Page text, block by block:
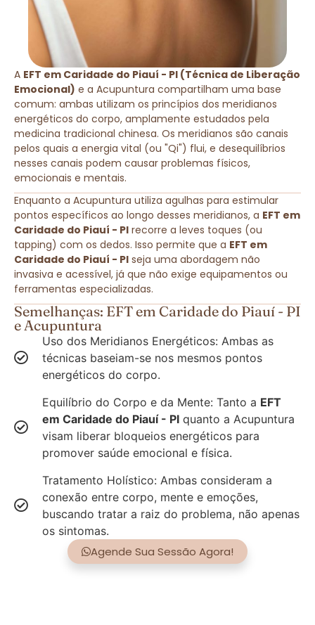
A EFT em Caridade do Piauí - PI (Técnica de Liberação
Emocional) e a Acupuntura compartilham uma base
comum: ambas utilizam os princípios dos meridianos
energéticos do corpo, amplamente estudados pela
medicina tradicional chinesa. Os meridianos são canais
pelos quais a energia vital (ou "Qi") flui, e desequilíbrios
nesses canais podem causar problemas físicos,
emocionais e mentais.
Enquanto a Acupuntura utiliza agulhas para estimular
pontos específicos ao longo desses meridianos, a EFT em
Caridade do Piauí - PI recorre a leves toques (ou
tapping) com os dedos. Isso permite que a EFT em
Caridade do Piauí - PI seja uma abordagem não
invasiva e acessível, já que não exige equipamentos ou
ferramentas especializadas.
Semelhanças: EFT em Caridade do Piauí - PI
e Acupuntura
Uso dos Meridianos Energéticos: Ambas as
técnicas baseiam-se nos mesmos pontos
energéticos do corpo.
Equilíbrio do Corpo e da Mente: Tanto a EFT
em Caridade do Piauí - PI quanto a Acupuntura
visam liberar bloqueios energéticos para
promover saúde emocional e física.
Tratamento Holístico: Ambas consideram a
conexão entre corpo, mente e emoções,
buscando tratar a raiz do problema, não apenas
os sintomas.
Agende Sua Sessão Agora!